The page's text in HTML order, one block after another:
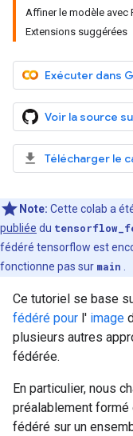
Affiner le modèle avec
Extensions suggérées
Exécuter dans
Voir la source
Télécharger le
Note: Cette colab a
publiée du
fédéré tensorflow est
fonctionne pas sur main
Ce tutoriel se base
fédéré pour l' image
plusieurs autres
fédérée.
En particulier, nous
préalablement formé
fédéré sur un